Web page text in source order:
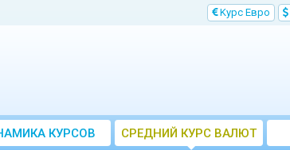
Kурс Евро
КУРСОВ
CРЕДНИЙ КУРС ВАЛЮТ